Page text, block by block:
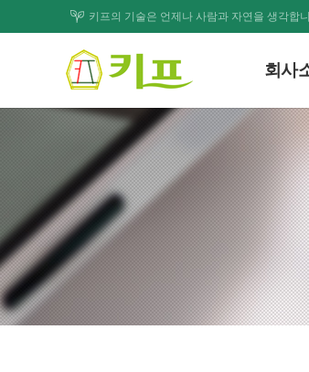
키프의 기술은 언제나 사람과 자연을 생각합
회사
인사
회사
조직
사업
인증
기술
찾아오